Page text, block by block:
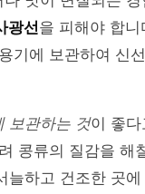
광선을 피해야 합
기에 보관하여 신
보관하는 것이 좋다
콩류의 질감을 해
늘하고 건조한 곳에